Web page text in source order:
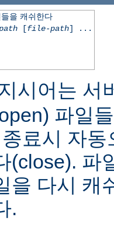
을 캐쉬한다
[file-path] ...
시어는 서
파일
료시 자
(close). 파
을 다시 캐
.